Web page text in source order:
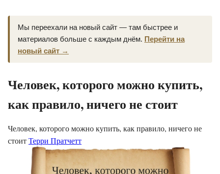
Мы переехали на новый сайт — там быстрее и
материалов больше с каждым днём. Перейти на
новый сайт →
Человек, которого можно купить,
как правило, ничего не стоит
Человек, которого можно купить, как правило, ничего не
стоитТерри Пратчетт